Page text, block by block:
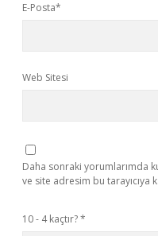
E-Posta*
Web Sitesi
Daha sonraki yorumlarımda
ve site adresim bu tarayıcıya
10 - 4 kaçtır?*